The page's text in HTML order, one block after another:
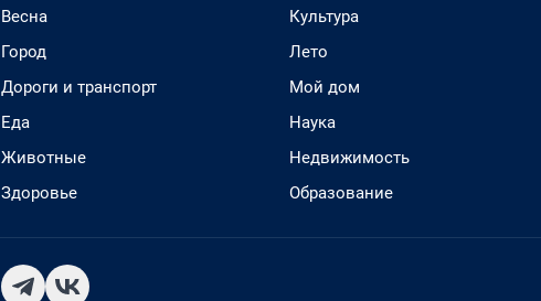
Весна
Город
Дороги и транспорт
Еда
Животные
Здоровье
Культура
Лето
Мой дом
Наука
Недвижимость
Образование